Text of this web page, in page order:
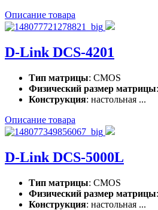
Описание товара
D-Link DCS-4201
Тип матрицы: CMOS
Физический размер матрицы
Конструкция: настольная ...
Описание товара
D-Link DCS-5000L
Тип матрицы: CMOS
Физический размер матрицы
Конструкция: настольная ...